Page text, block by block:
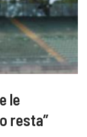
le
resta”